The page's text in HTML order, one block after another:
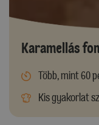
Karamellás
Több, mint 60
Kis gyakorlat